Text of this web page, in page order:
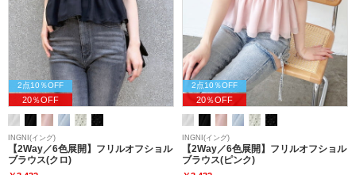
2点10％OFF
20％OFF
INGNI(イング)
【2Way／6色展開】フリルオフショル
ブラウス(クロ)
2点10％OFF
20％OFF
INGNI(イング)
【2Way／6色展開】フリルオフショル
ブラウス(ピンク)